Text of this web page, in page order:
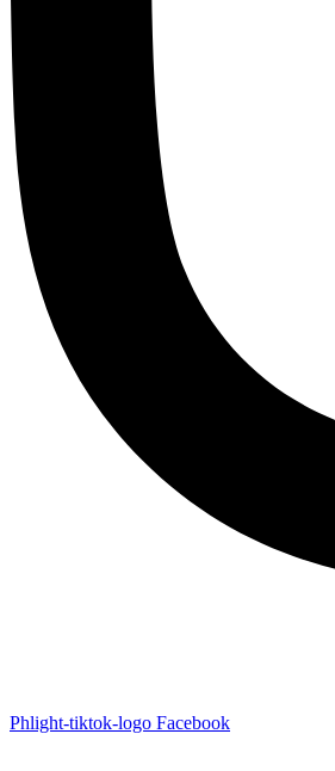
Phlight-tiktok-logo Facebook